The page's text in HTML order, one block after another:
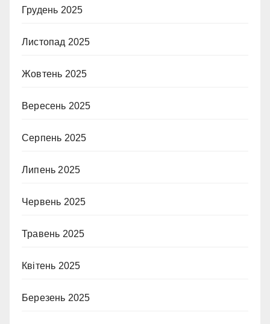
Грудень 2025
Листопад 2025
Жовтень 2025
Вересень 2025
Серпень 2025
Липень 2025
Червень 2025
Травень 2025
Квітень 2025
Березень 2025